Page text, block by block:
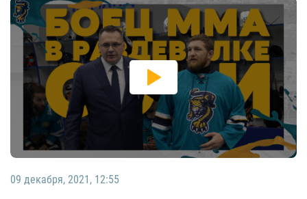
09 декабря, 2021, 12:55